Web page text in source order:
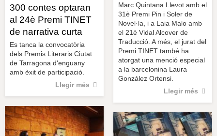
Marc Quintana Llevot amb el
31è Premi Pin i Soler de
Novel·la, i a Laia Malo amb
el 21è Vidal Alcover de
Traducció. A més, el jurat del
Premi TINET també ha
atorgat una menció especial
a la barcelonina Laura
González Ortensi.
Llegir més
300 contes optaran
al 24è Premi TINET
de narrativa curta
Es tanca la convocatòria
dels Premis Literaris Ciutat
de Tarragona d'enguany
amb èxit de participació.
Llegir més